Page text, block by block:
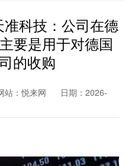
科技：公司在德
要是用于对德国
的收购
站：悦来网
日期：2026-